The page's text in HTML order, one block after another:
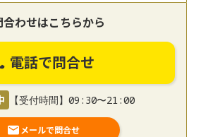
合わせはこちらから
電話で問合せ
【受付時間】09:30〜21:00
メールで問合せ